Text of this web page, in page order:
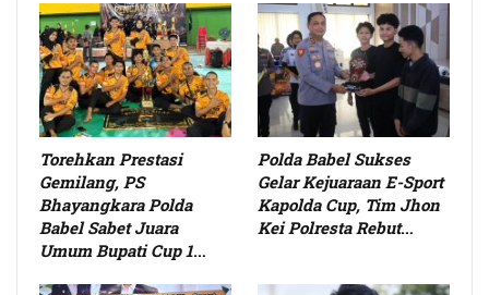
Torehkan Prestasi
Gemilang, PS
Bhayangkara Polda
Babel Sabet Juara
Umum Bupati Cup 1…
Polda Babel Sukses
Gelar Kejuaraan E-Sport
Kapolda Cup, Tim Jhon
Kei Polresta Rebut…